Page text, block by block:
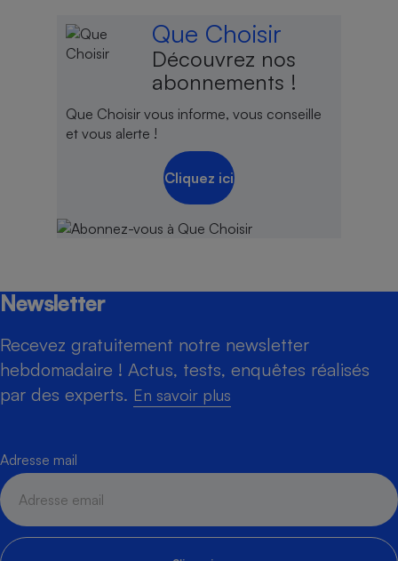
Que Choisir
Découvrez nos
abonnements !
Que Choisir vous informe, vous conseille
et vous alerte !
Cliquez ici
Newsletter
Recevez gratuitement notre newsletter
hebdomadaire ! Actus, tests, enquêtes réalisés
par des experts. En savoir plus
Adresse mail